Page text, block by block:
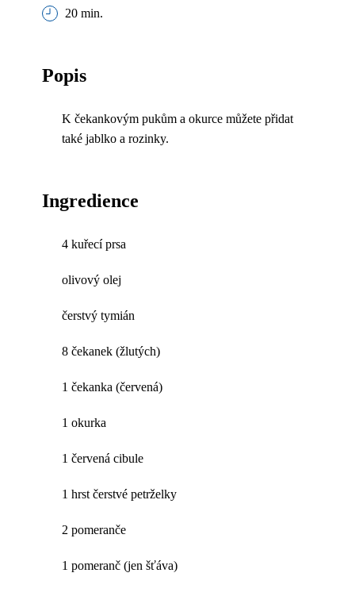
20 min.
Popis
K čekankovým pukům a okurce můžete přidat
také jablko a rozinky.
Ingredience
4 kuřecí prsa
olivový olej
čerstvý tymián
8 čekanek (žlutých)
1 čekanka (červená)
1 okurka
1 červená cibule
1 hrst čerstvé petrželky
2 pomeranče
1 pomeranč (jen šťáva)